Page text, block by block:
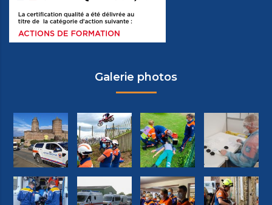
Galerie photos